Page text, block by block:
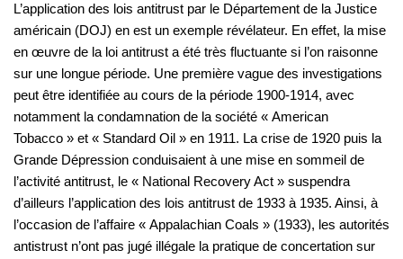
L’application des lois antitrust par le Département de la Justice
américain (DOJ) en est un exemple révélateur. En effet, la mise
en œuvre de la loi antitrust a été très fluctuante si l’on raisonne
sur une longue période. Une première vague des investigations
peut être identifiée au cours de la période 1900-1914, avec
notamment la condamnation de la société « American
Tobacco » et « Standard Oil » en 1911. La crise de 1920 puis la
Grande Dépression conduisaient à une mise en sommeil de
l’activité antitrust, le « National Recovery Act » suspendra
d’ailleurs l’application des lois antitrust de 1933 à 1935. Ainsi, à
l’occasion de l’affaire « Appalachian Coals » (1933), les autorités
antistrust n’ont pas jugé illégale la pratique de concertation sur